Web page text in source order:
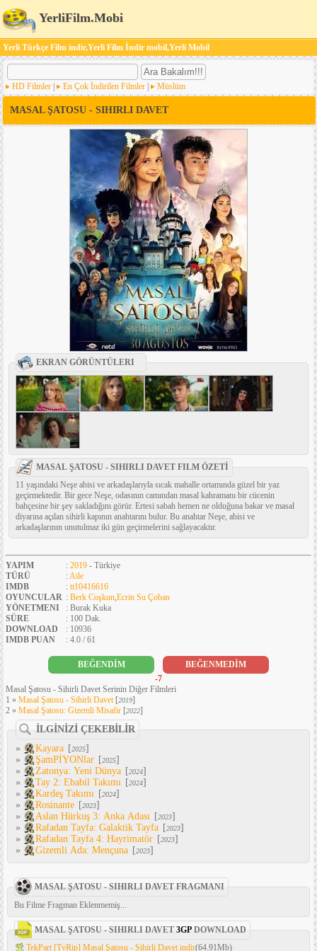
YerliFilm.Mobi
Yerli Türkçe Film indir,Yerli Film İndir mobil,Yerli Mobil
HD Filmler En Çok İndirilen Filmler Müslüm
MASAL ŞATOSU - SIHIRLI DAVET
EKRAN GÖRÜNTÜLERI
MASAL ŞATOSU - SIHIRLI DAVET FILM ÖZETİ
11 yaşındaki Neşe abisi ve arkadaşlarıyla sıcak mahalle ortamında güzel bir yaz
geçirmektedir. Bir gece Neşe, odasının camından masal kahramanı bir cücenin
bahçesine bir şey sakladığını görür. Ertesi sabah hemen ne olduğuna bakar ve masal
diyarına açılan sihirli kapının anahtarını bulur. Bu anahtar Neşe, abisi ve
arkadaşlarının unutulmaz iki gün geçirmelerini sağlayacaktır.
YAPIM : 2019 - Türkiye
TÜRÜ
:Aile
IMDB
: tt10416616
OYUNCULAR : Berk Coşkun,Ecrin Su Çoban
YÖNETMENI
: Burak Kuka
SÜRE
: 100 Dak.
DOWNLOAD
: 10936
IMDB PUAN
: 4.0 / 61
BEĞENDİM
BEĞENMEDİM
-7
Masal Şatosu - Sihirli Davet Serinin Diğer Filmleri
1 » Masal Şatosu - Sihirli Davet[2019]
2 » Masal Şatosu: Gizemli Misafir [2022]
İLGİNİZİ ÇEKEBİLİR
»
Kayara [2025]
»
ŞamPİYONlar [2025]
»
Zatonya: Yeni Dünya [2024]
»
Tay 2: Ebabil Takımı [2024]
»
Kardeş Takımı [2024]
»
Rosinante [2023]
»
Aslan Hürkuş 3: Anka Adası [2023]
»
Rafadan Tayfa: Galaktik Tayfa [2023]
»
Rafadan Tayfa 4: Hayrimatör [2023]
»
Gizemli Ada: Mençuna [2023]
MASAL ŞATOSU - SIHIRLI DAVET FRAGMANI
Bu Filme Fragman Eklenmemiş...
MASAL ŞATOSU - SIHIRLI DAVET 3GP DOWNLOAD
TekPart [TvRip] Masal Şatosu - Sihirli Davet indir(64.91Mb)